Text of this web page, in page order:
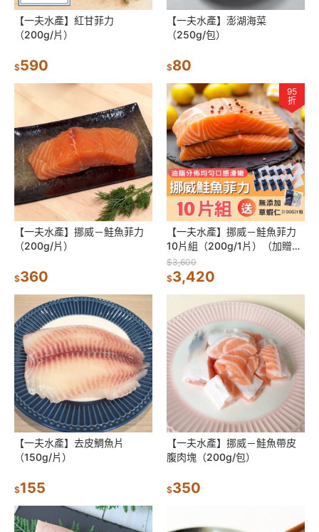
【一夫水產】紅甘菲力
（200g/片）
$590
【一夫水產】澎湖海菜
（250g/包）
$80
【一夫水產】挪威－鮭魚菲力
（200g/片）
$360
95
折
【一夫水產】挪威－鮭魚菲力
10片組（200g/1片）（加贈藍
寶石草蝦仁1包）
$3,600
$3,420
【一夫水產】去皮鯛魚片
（150g/片）
$155
【一夫水產】挪威－鮭魚帶皮
腹肉塊（200g/包）
$350